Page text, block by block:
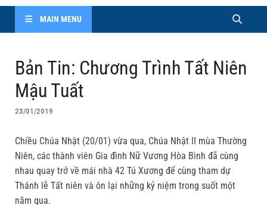
MAIN MENU
Bản Tin: Chương Trình Tất Niên
Mậu Tuất
23/01/2019
Chiều Chúa Nhật (20/01) vừa qua, Chúa Nhật II mùa Thường
Niên, các thành viên Gia đình Nữ Vương Hòa Bình đã cùng
nhau quay trở về mái nhà 42 Tú Xương để cùng tham dự
Thánh lễ Tất niên và ôn lại những kỷ niệm trong suốt một
năm qua.